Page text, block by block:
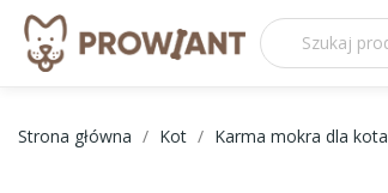
Strona główna Kot Karma mokra dla kota